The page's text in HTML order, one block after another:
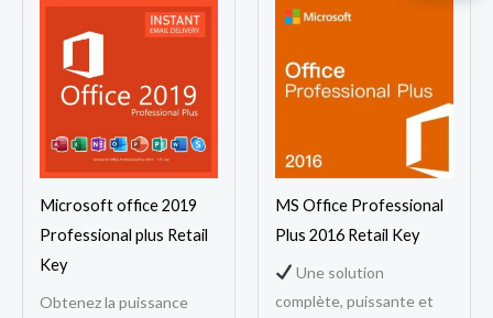
Microsoft office 2019
Professional plus Retail
Key
Obtenez la puissance
MS Office Professional
Plus 2016 Retail Key
Une solution
complète, puissante et
55,000.